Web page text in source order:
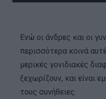
Ενώ οι άνδρες και οι
περισσότερα κοινά
μερικές γονιδιακές
ξεχωρίζουν, και είναι
τους συνήθειες.